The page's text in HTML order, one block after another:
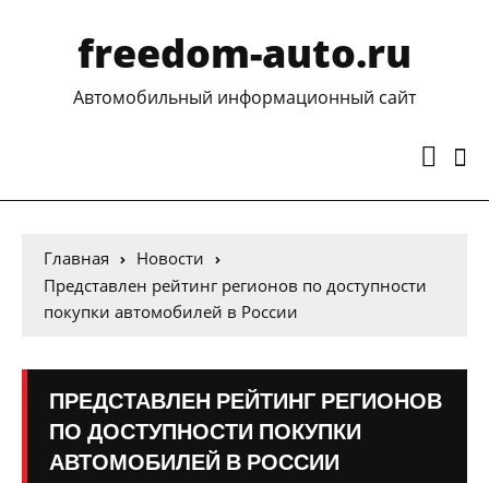
freedom-auto.ru
Автомобильный информационный сайт
Главная
Новости
Представлен рейтинг регионов по доступности
покупки автомобилей в России
ПРЕДСТАВЛЕН РЕЙТИНГ РЕГИОНОВ
ПО ДОСТУПНОСТИ ПОКУПКИ
АВТОМОБИЛЕЙ В РОССИИ